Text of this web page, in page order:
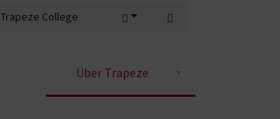
Trapeze College
Über Trapeze